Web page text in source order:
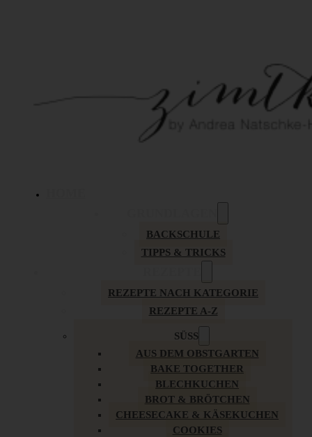
BACKSCHULE
TIPPS & TRICKS
REZEPTE NACH KATEGORIE
REZEPTE A-Z
SÜSS
AUS DEM OBSTGARTEN
BAKE TOGETHER
BLECHKUCHEN
BROT & BRÖTCHEN
CHEESECAKE & KÄSEKUCHEN
COOKIES